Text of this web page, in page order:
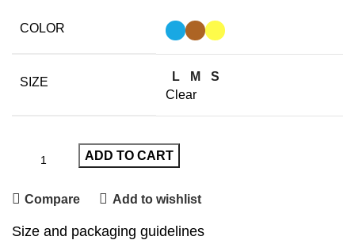
COLOR
SIZE L M
S
Clear
ADD TO CART
Compare Add to wishlist
Size and packaging guidelines